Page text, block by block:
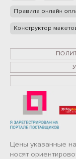
Правила онлайн
Конструктор
Цены указанные
носят